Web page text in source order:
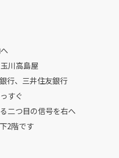
川高島屋
行、三井住友銀行
すぐ
二つ目の信号を右へ
2階です